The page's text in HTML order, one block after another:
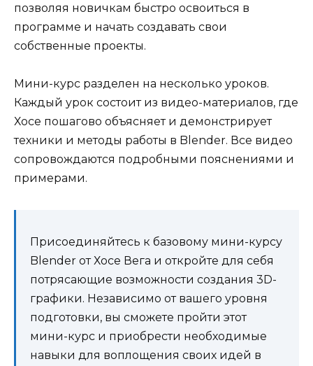
позволяя новичкам быстро освоиться в
программе и начать создавать свои
собственные проекты.
Мини-курс разделен на несколько уроков.
Каждый урок состоит из видео-материалов, где
Хосе пошагово объясняет и демонстрирует
техники и методы работы в Blender. Все видео
сопровождаются подробными пояснениями и
примерами.
Присоединяйтесь к базовому мини-курсу
Blender от Хосе Вега и откройте для себя
потрясающие возможности создания 3D-
графики. Независимо от вашего уровня
подготовки, вы сможете пройти этот
мини-курс и приобрести необходимые
навыки для воплощения своих идей в